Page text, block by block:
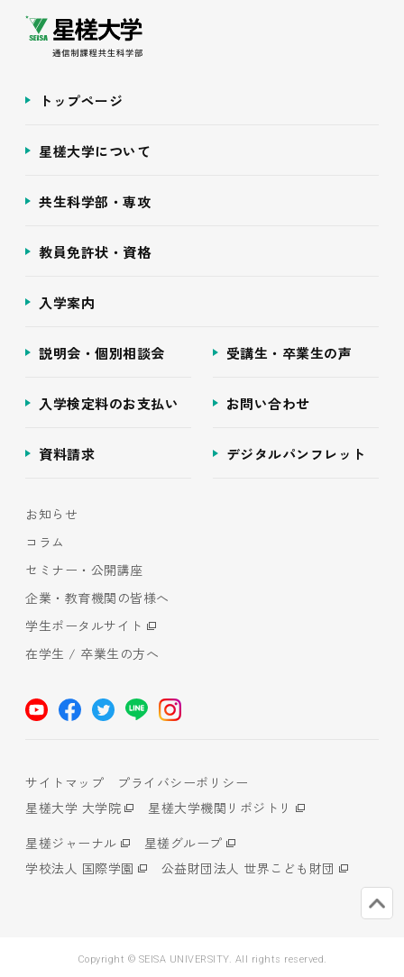
トップページ
星槎大学について
共生科学部・専攻
教員免許状・資格
入学案内
説明会・個別相談会 受講生・卒業生の声
入学検定料のお支払い お問い合わせ
資料請求 デジタルパンフレット
お知らせ
コラム
セミナー・公開講座
企業・教育機関の皆様へ
学生ポータルサイト
在学生 / 卒業生の方へ
サイトマップ
プライバシーポリシー
星槎大学 大学院
星槎大学機関リポジトリ
星槎ジャーナル
星槎グループ
学校法人 国際学園
公益財団法人 世界こども財団
Copyright © SEISA UNIVERSITY. All rights reserved.